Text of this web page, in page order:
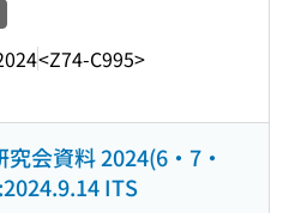
<Z74-C995>
会資料 2024(6・7・
ITS